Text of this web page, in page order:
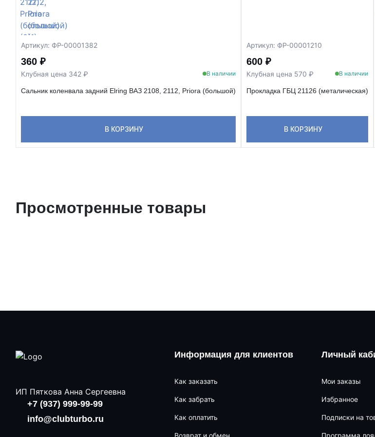
Артикул: ФР-00001382
360 ₽
Клубная цена 342 ₽ В наличии
Сальник коленвала задний Elring ВАЗ 2108, 2112, Priora (большой)
В КОРЗИНУ
Артикул: ФР-00001210
600 ₽
Клубная цена 570 ₽ В наличии
Прокладка ГБЦ 21126 (металическая)
В КОРЗИНУ
Просмотренные товары
ИП Пяткова Анна Сергеевна
+7 (937) 999-99-99
info@clubturbo.ru
Информация для клиентов
Как заказать
Как забрать
Как оплатить
Возврат и обмен
Личный
Мои заказы
Избранное
Подписки на
Программа